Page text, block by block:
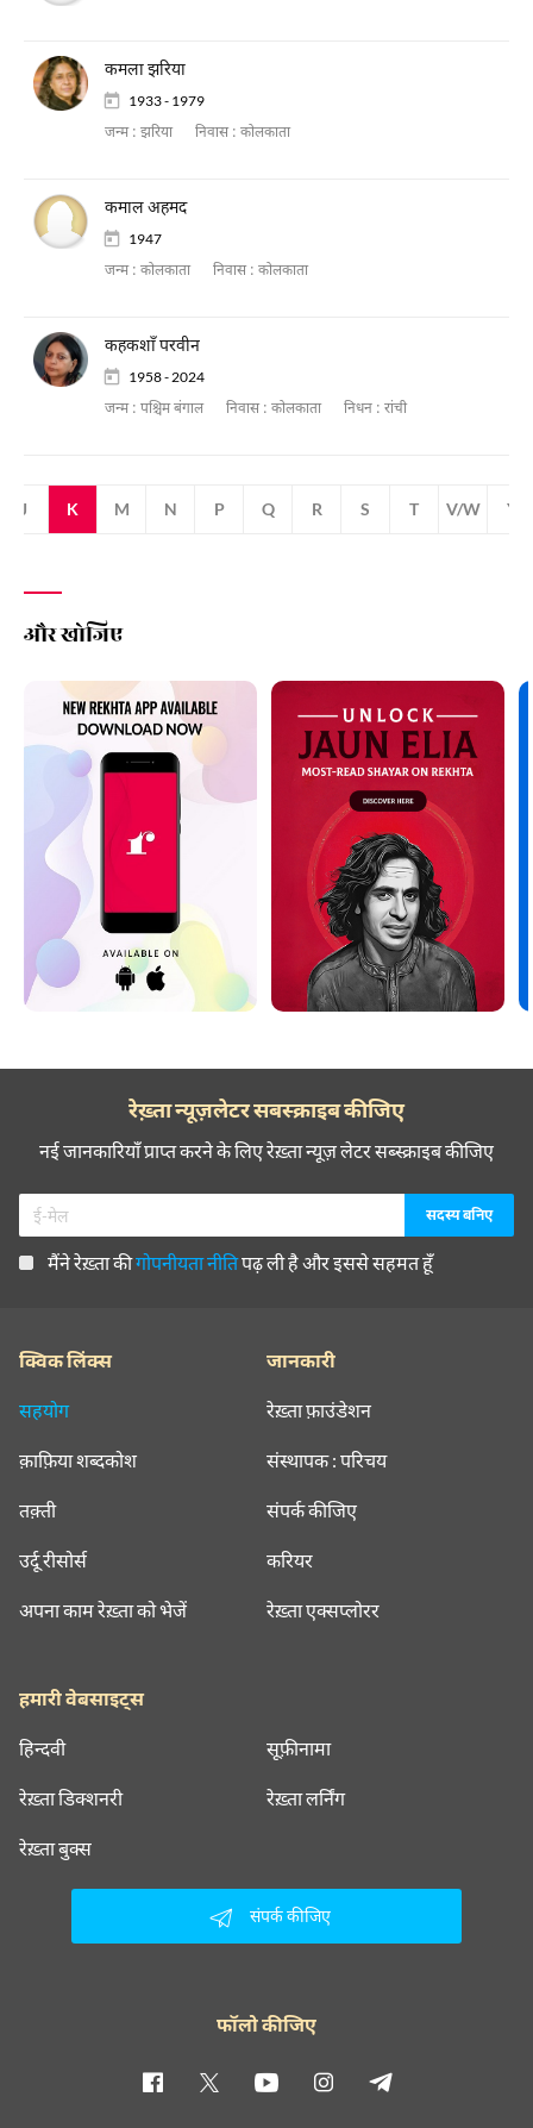
कमला झरिया
1933 - 1979
जन्म : झरिया निवास : कोलकाता
कमाल अहमद
1947
जन्म : कोलकाता निवास : कोलकाता
कहकशाँ परवीन
1958 - 2024
जन्म : पश्चिम बंगाल निवास : कोलकाता निधन : रांची
J K M N P Q R S T V/W Y
और खोजिए
रेख़्ता न्यूज़लेटर सबस्क्राइब कीजिए
नई जानकारियाँ प्राप्त करने के लिए रेख़्ता न्यूज़ लेटर सब्स्क्राइब कीजिए
मैंने रेख़्ता कीगोपनीयता नीतिपढ़ ली है और इससे सहमत हूँ
क्विक लिंक्स
सहयोग
क़ाफ़िया शब्दकोश
तक़्ती
उर्दू रीसोर्स
अपना काम रेख़्ता को भेजें
जानकारी
रेख़्ता फ़ाउंडेशन
संस्थापक : परिचय
संपर्क कीजिए
करियर
रेख़्ता एक्सप्लोरर
हमारी वेबसाइट्स
हिन्दवी सूफ़ीनामा
रेख़्ता डिक्शनरी रेख़्ता लर्निंग
रेख़्ता बुक्स
संपर्क कीजिए
फॉलो कीजिए